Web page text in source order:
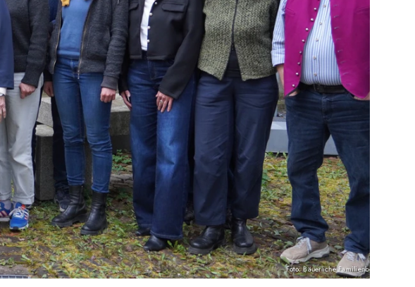
Foto: Bäuerliche Familienberatung